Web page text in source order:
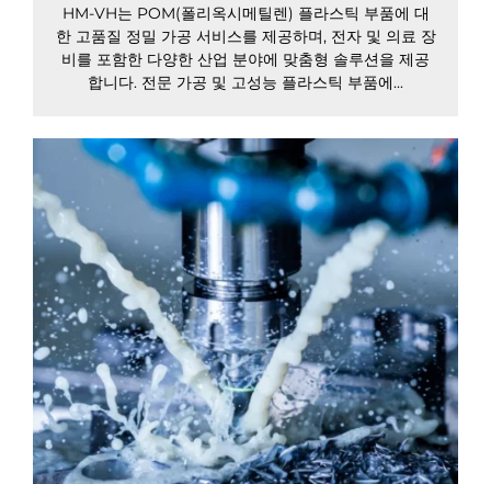
HM-VH는 POM(폴리옥시메틸렌) 플라스틱 부품에 대
한 고품질 정밀 가공 서비스를 제공하며, 전자 및 의료 장
비를 포함한 다양한 산업 분야에 맞춤형 솔루션을 제공
합니다. 전문 가공 및 고성능 플라스틱 부품에...